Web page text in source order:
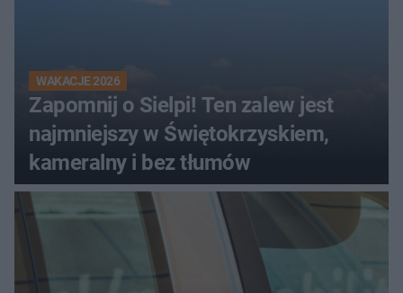
WAKACJE 2026
Zapomnij o Sielpi! Ten zalew jest
najmniejszy w Świętokrzyskiem,
kameralny i bez tłumów